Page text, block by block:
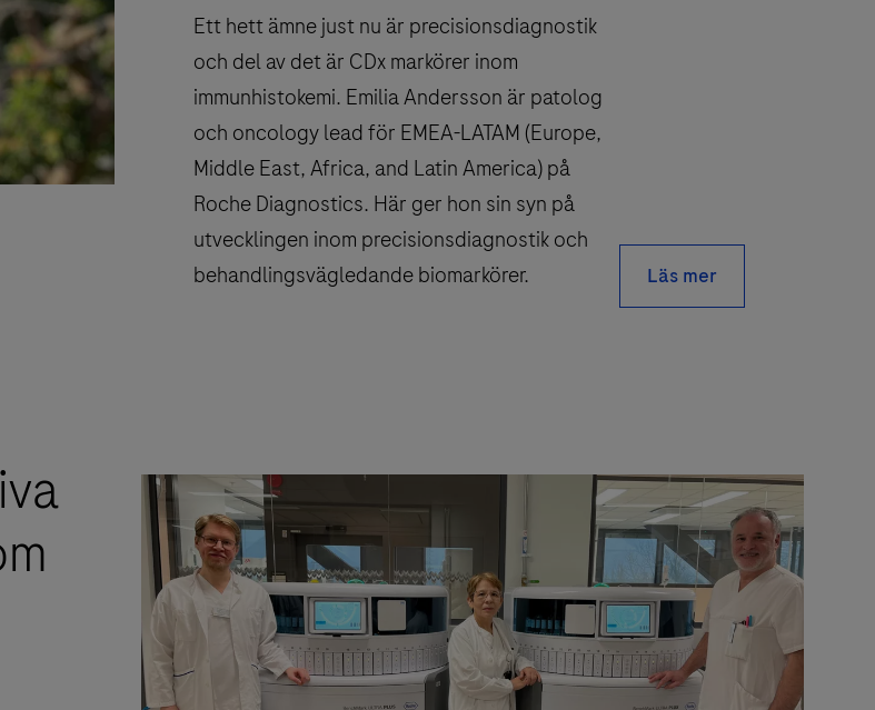
Ett hett ämne just nu är precisionsdiagnostik
och del av det är CDx markörer inom
immunhistokemi. Emilia Andersson är patolog
och oncology lead för EMEA-LATAM (Europe,
Middle East, Africa, and Latin America) på
Roche Diagnostics. Här ger hon sin syn på
utvecklingen inom precisionsdiagnostik och
behandlingsvägledande biomarkörer.
Läs mer